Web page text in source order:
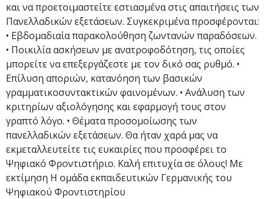
και να προετοιμαστείτε εστιασμένα στις απαιτήσεις των
Πανελλαδικών εξετάσεων. Συγκεκριμένα προσφέρονται:
• Εβδομαδιαία παρακολούθηση ζωντανών παραδόσεων.
• Ποικιλία ασκήσεων με ανατροφοδότηση, τις οποίες
μπορείτε να επεξεργάζεστε με τον δικό σας ρυθμό. •
Επίλυση αποριών, κατανόηση των βασικών
γραμματικοσυντακτικών φαινομένων. • Ανάλυση των
κριτηρίων αξιολόγησης και εφαρμογή τους στον
γραπτό λόγο. • Θέματα προσομοίωσης των
πανελλαδικών εξετάσεων. Θα ήταν χαρά μας να
εκμεταλλευτείτε τις ευκαιρίες που προσφέρει το
Ψηφιακό Φροντιστήριο. Καλή επιτυχία σε όλους! Με
εκτίμηση Η ομάδα εκπαιδευτικών Γερμανικής του
Ψηφιακού Φροντιστηρίου